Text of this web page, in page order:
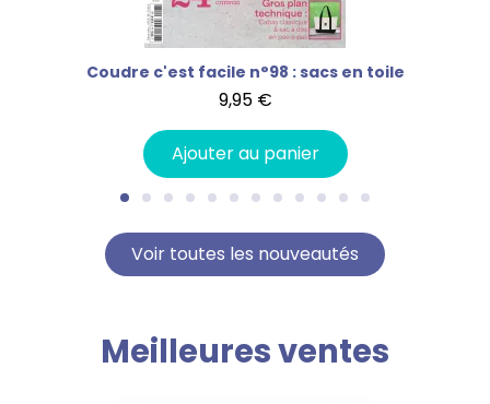
Coudre c'est facile n°98 : sacs en toile
9,95 €
Ajouter au panier
Voir toutes les nouveautés
Meilleures ventes